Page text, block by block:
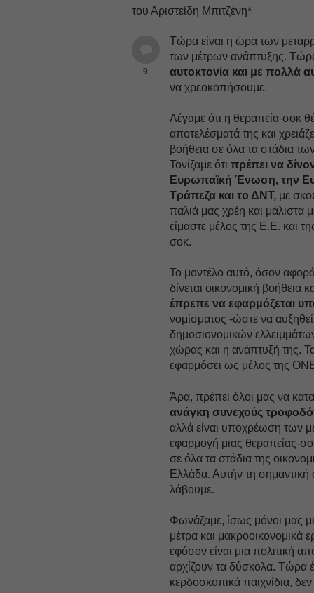
του Αριστείδη Μπιτζένη*
9
Τώρα είναι η ώρα των
των μέτρων ανάπτυξης.
αυτοκτονία και με πολλά
να χρεοκοπήσουμε.
Λέγαμε ότι η θεραπεία-σοκ
αποτελέσματά της και
βοήθεια σε όλα τα στάδια
Τονίζαμε ότιπρέπει να
Ευρωπαϊκή Ένωση, την
Τράπεζα και το ΔΝΤ, με
παλιά μας χρέη και μάλιστα
είμαστε μέλος της Ε.Ε. και
σοκ.
To μοντέλο αυτό, όσον
δίνεται οικονομική βοήθεια
έπρεπε να εφαρμόζεται
νομίσματος -ώστε να
δημοσιονομικών
χώρας και η ανάπτυξή της.
εφαρμόσει ως μέλος της
Άρα, πρέπει όλοι μας να
ανάγκη συνεχούς
αλλά είναι υποχρέωση των
εφαρμογή μιας θεραπείας-
σε όλα τα στάδια της
Ελλάδα. Αυτήν τη
λάβουμε.
Φωνάζαμε, ίσως μόνοι μας
μέτρα και μακροοικονομικά
εφόσον είναι μια πολιτική
αρχίζουν τα δύσκολα. Τώρα
κερδοσκοπικά παιχνίδια,